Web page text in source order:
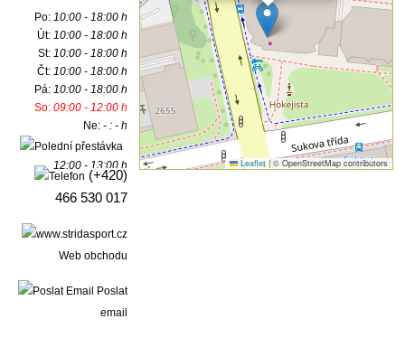
Po:10:00 - 18:00 h
Út:10:00 - 18:00 h
St:10:00 - 18:00 h
Čt:10:00 - 18:00 h
Pá:10:00 - 18:00 h
So:09:00 - 12:00 h
Ne:- : - h
12:00 - 13:00 h
(+420)
466 530 017
Web obchodu
Poslat
email
Leaflet |© OpenStreetMap contributors